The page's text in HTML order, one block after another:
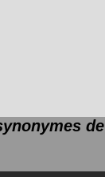
de